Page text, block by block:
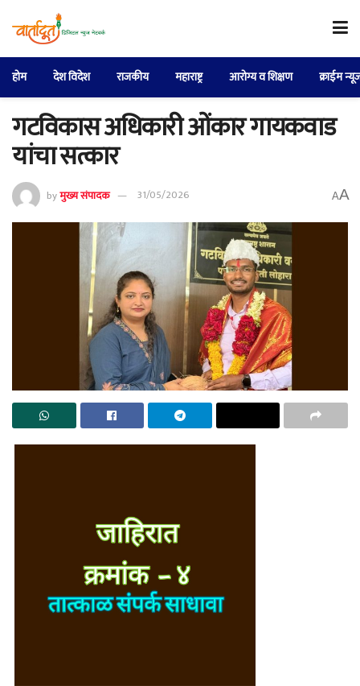
होम देश विदेश राजकीय महाराष्ट्र आरोग्य व शिक्षण क्राईम
गटविकास अधिकारी ओंकार गायकवाड
यांचा सत्कार
byमुख्य संपादक 31/05/2026 AA